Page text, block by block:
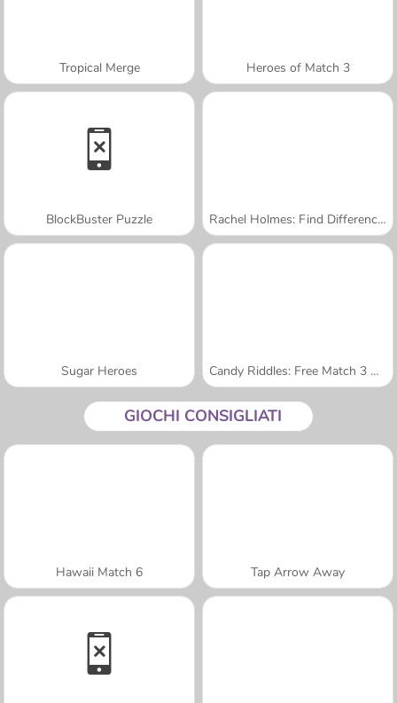
Tropical Merge Heroes of Match 3
BlockBuster Puzzle Rachel Holmes: Find Differences
Sugar Heroes Candy Riddles: Free Match 3 Puzzle
GIOCHI CONSIGLIATI
Hawaii Match 6 Tap Arrow Away